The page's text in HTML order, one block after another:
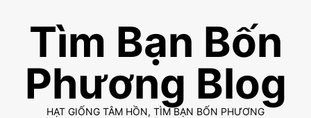
Tìm Bạn Bốn
Phương Blog
HẠT GIỐNG TÂM HỒN, TÌM BẠN BỐN PHƯƠNG